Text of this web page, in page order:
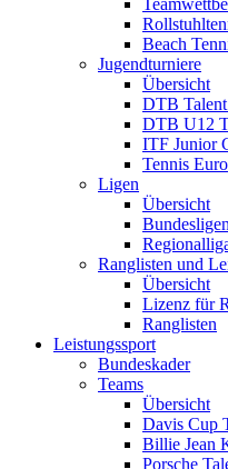
Beach
Jugendturniere
Übersicht
DTB
DTB U12
ITF Junior
Tennis
Ligen
Übersicht
Bundesligen
Ranglisten und
Übersicht
Lizenz für
Ranglisten
Leistungssport
Bundeskader
Teams
Übersicht
Davis Cup
Billie Jean
Porsche